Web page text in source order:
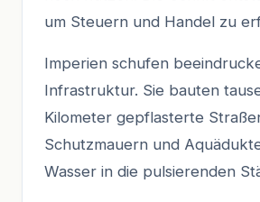
um Steuern und Handel zu
Imperien schufen
Infrastruktur. Sie bauten
Kilometer gepflasterte
Schutzmauern und
Wasser in die pulsierenden